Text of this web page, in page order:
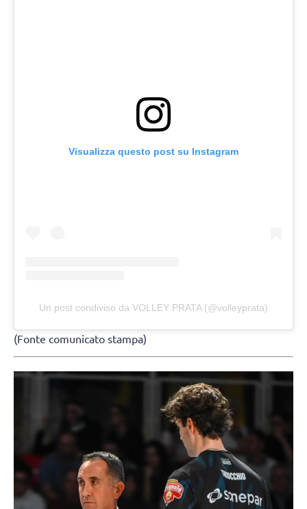
Visualizza questo post su Instagram
Un post condiviso da VOLLEY PRATA (@volleyprata)
(Fonte comunicato stampa)